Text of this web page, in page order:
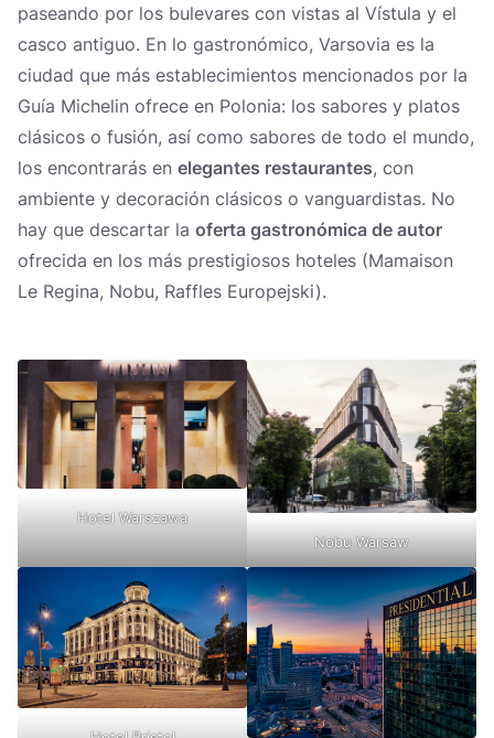
paseando por los bulevares con vistas al Vístula y el
casco antiguo. En lo gastronómico, Varsovia es la
ciudad que más establecimientos mencionados por la
Guía Michelin ofrece en Polonia: los sabores y platos
clásicos o fusión, así como sabores de todo el mundo,
los encontrarás en elegantes restaurantes, con
ambiente y decoración clásicos o vanguardistas. No
hay que descartar la oferta gastronómica de autor
ofrecida en los más prestigiosos hoteles (Mamaison
Le Regina, Nobu, Raffles Europejski).
Hotel Warszawa
Nobu Warsaw